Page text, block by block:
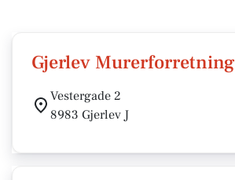
Gjerlev Murerforretning
Vestergade 2
8983 Gjerlev J